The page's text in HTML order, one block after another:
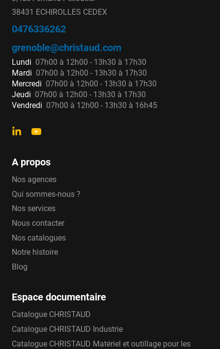
38431 ECHIROLLES CEDEX
0476336262
grenoble@christaud.com
Lundi 07h00 à 12h00 - 13h30 à 17h30
Mardi 07h00 à 12h00 - 13h30 à 17h30
Mercredi 07h00 à 12h00 - 13h30 à 17h30
Jeudi 07h00 à 12h00 - 13h30 à 17h30
Vendredi 07h00 à 12h00 - 13h30 à 16h45
A propos
Nos agences
Qui sommes-nous ?
Nos services
Nous contacter
Nos catalogues
Notre histoire
Blog
Espace documentaire
Catalogue CHRISTAUD
Catalogue CHRISTAUD Industrie
Catalogue CHRISTAUD Matériel et outillage pour les